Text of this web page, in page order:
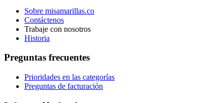
Sobre misamarillas.co
Contáctenos
Trabaje con nosotros
Historia
Preguntas frecuentes
Prioridades en las categorías
Preguntas de facturación